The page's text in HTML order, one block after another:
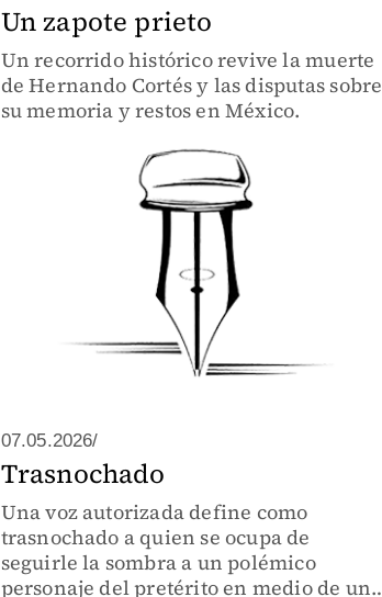
Un zapote prieto
Un recorrido histórico revive la muerte
de Hernando Cortés y las disputas sobre
su memoria y restos en México.
07.05.2026/
Trasnochado
Una voz autorizada define como
trasnochado a quien se ocupa de
seguirle la sombra a un polémico
personaje del pretérito en medio de una